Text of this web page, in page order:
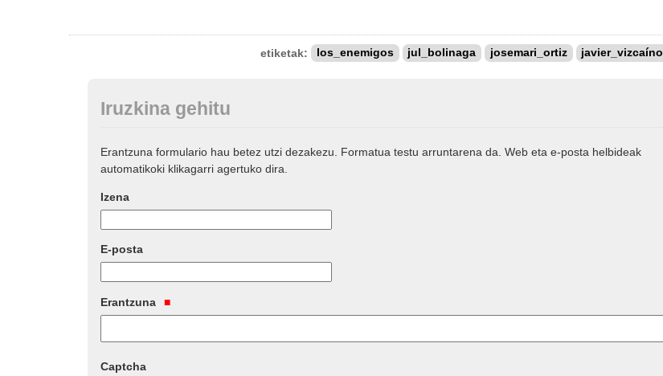
etiketak: los_enemigos jul_bolinaga josemari_ortiz javier_vizcaíno
Iruzkina gehitu
Erantzuna formulario hau betez utzi dezakezu. Formatua testu arruntarena da. Web eta e-posta helbideak
automatikoki klikagarri agertuko dira.
Izena
E-posta
Erantzuna
Captcha